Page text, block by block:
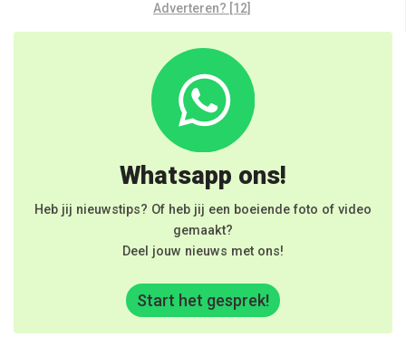
Adverteren? [12]
Whatsapp ons!
Heb jij nieuwstips? Of heb jij een boeiende foto of video
gemaakt?
Deel jouw nieuws met ons!
Start het gesprek!